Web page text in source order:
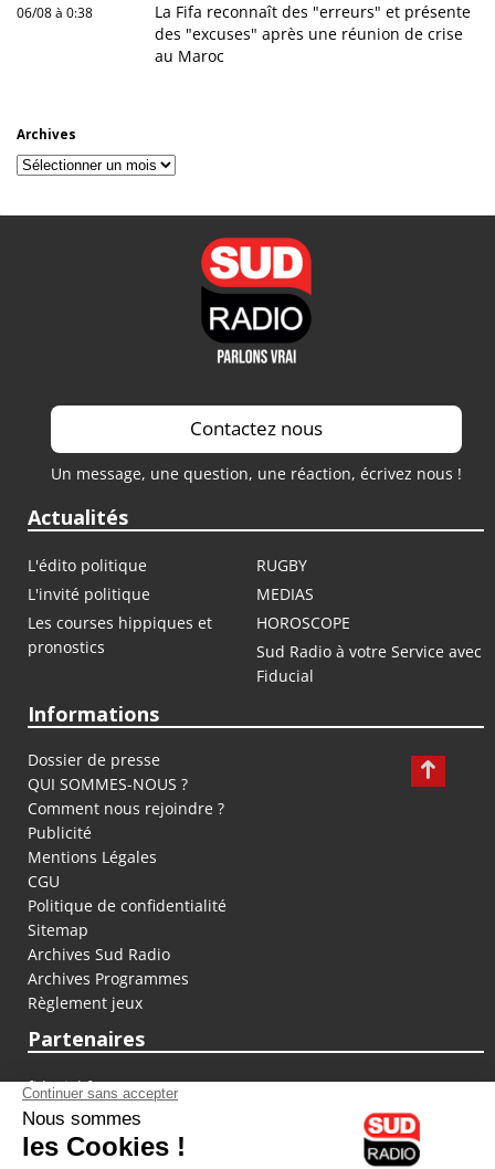
06/08 à 0:38
La Fifa reconnaît des "erreurs" et présente
des "excuses" après une réunion de crise
au Maroc
Archives
Archives
Contactez nous
Un message, une question, une réaction, écrivez nous !
Actualités
L'édito politique
RUGBY
L'invité politique
MEDIAS
Les courses hippiques et
pronostics
HOROSCOPE
Sud Radio à votre Service avec
Fiducial
Informations
Dossier de presse
QUI SOMMES-NOUS ?
Comment nous rejoindre ?
Publicité
Mentions Légales
CGU
Politique de confidentialité
Sitemap
Archives Sud Radio
Archives Programmes
Règlement jeux
Partenaires
fiducial.fr
lyoncapitale.fr
olympique-et-lyonnais.com